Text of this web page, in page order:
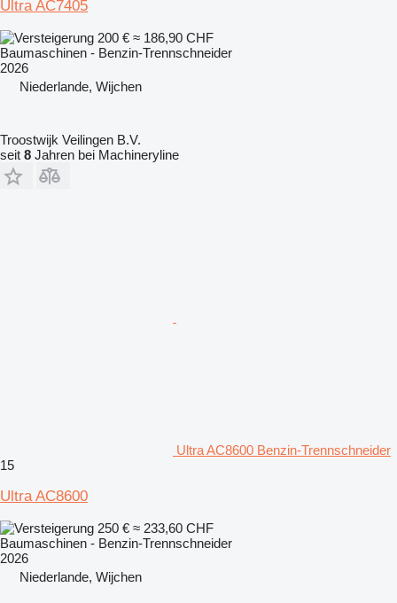
Ultra AC7405
200 € ≈ 186,90 CHF
Baumaschinen - Benzin-Trennschneider
2026
Niederlande, Wijchen
Troostwijk Veilingen B.V.
seit 8 Jahren bei Machineryline
Ultra AC8600 Benzin-Trennschneider
15
Ultra AC8600
250 € ≈ 233,60 CHF
Baumaschinen - Benzin-Trennschneider
2026
Niederlande, Wijchen